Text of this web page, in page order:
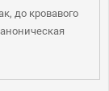
до кровавого